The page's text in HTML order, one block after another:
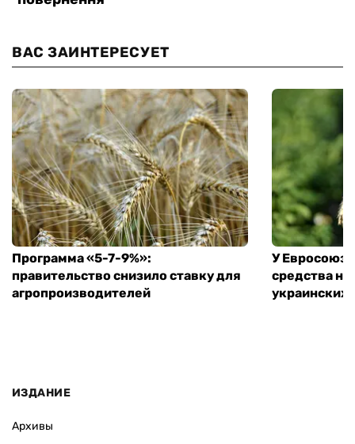
ВАС ЗАИНТЕРЕСУЕТ
Программа «5-7-9%»:
правительство снизило ставку для
агропроизводителей
У
средства
ИЗДАНИЕ
Архивы